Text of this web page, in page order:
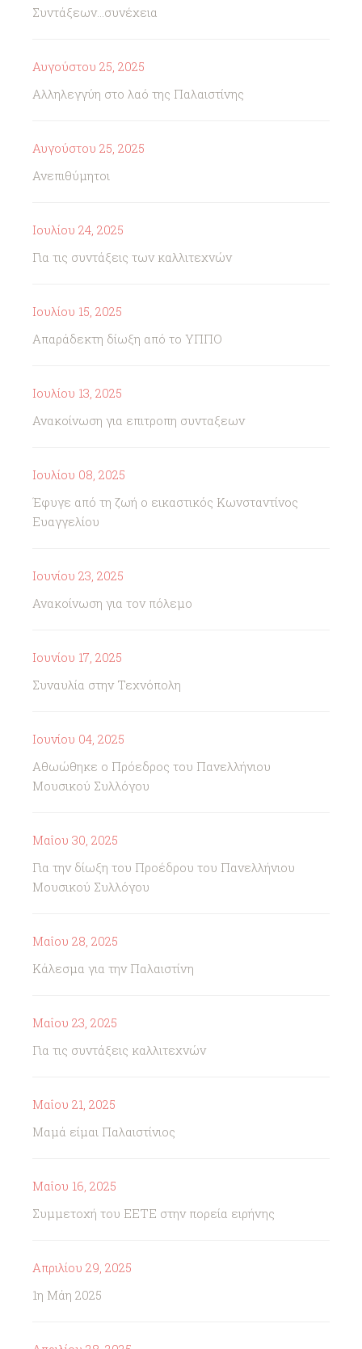
Συντάξεων...συνέχεια
Αυγούστου 25, 2025
Αλληλεγγύη στο λαό της Παλαιστίνης
Αυγούστου 25, 2025
Ανεπιθύμητοι
Ιουλίου 24, 2025
Για τις συντάξεις των καλλιτεχνών
Ιουλίου 15, 2025
Απαράδεκτη δίωξη από το ΥΠΠΟ
Ιουλίου 13, 2025
Ανακοίνωση για επιτροπη συνταξεων
Ιουλίου 08, 2025
Έφυγε από τη ζωή ο εικαστικός Κωνσταντίνος
Ευαγγελίου
Ιουνίου 23, 2025
Ανακοίνωση για τον πόλεμο
Ιουνίου 17, 2025
Συναυλία στην Τεχνόπολη
Ιουνίου 04, 2025
Αθωώθηκε ο Πρόεδρος του Πανελλήνιου
Μουσικού Συλλόγου
Μαΐου 30, 2025
Για την δίωξη του Προέδρου του Πανελλήνιου
Μουσικού Συλλόγου
Μαΐου 28, 2025
Κάλεσμα για την Παλαιστίνη
Μαΐου 23, 2025
Για τις συντάξεις καλλιτεχνών
Μαΐου 21, 2025
Μαμά είμαι Παλαιστίνιος
Μαΐου 16, 2025
Συμμετοχή του ΕΕΤΕ στην πορεία ειρήνης
Απριλίου 29, 2025
1η Μάη 2025